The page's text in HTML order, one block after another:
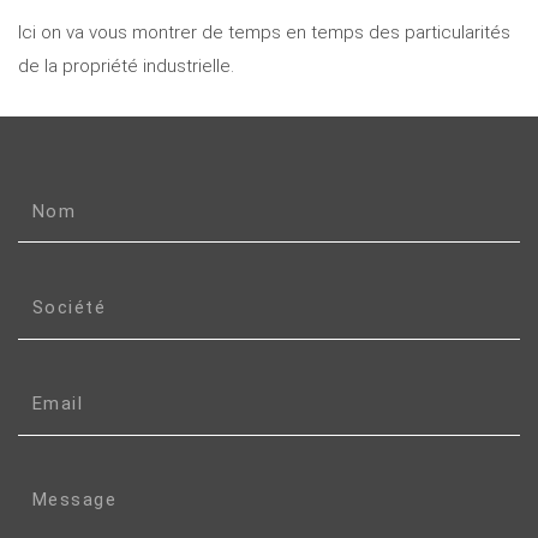
Ici on va vous montrer de temps en temps des particularités
de la propriété industrielle.